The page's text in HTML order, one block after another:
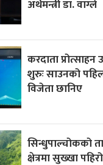
अर्थमन्त्री डा. वाग्ले
करदाता प्रोत्साहन
शुरुः साउनको
विजेता छानिए
सिन्धुपाल्चोकको
क्षेत्रमा सुख्खा पहिरो